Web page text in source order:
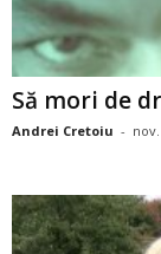
Să mori de
Andrei Cretoiu -